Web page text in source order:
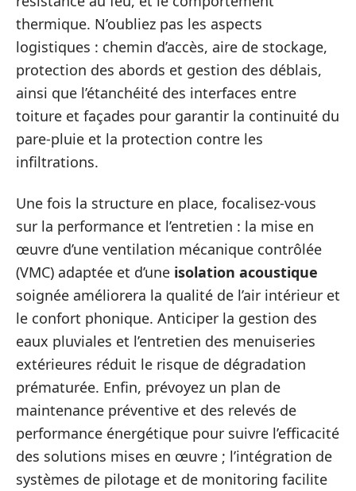
thermique. N’oubliez pas les aspects
logistiques : chemin d’accès, aire de stockage,
protection des abords et gestion des déblais,
ainsi que l’étanchéité des interfaces entre
toiture et façades pour garantir la continuité du
pare-pluie et la protection contre les
infiltrations.
Une fois la structure en place, focalisez-vous
sur la performance et l’entretien : la mise en
œuvre d’une ventilation mécanique contrôlée
(VMC) adaptée et d’une isolation acoustique
soignée améliorera la qualité de l’air intérieur et
le confort phonique. Anticiper la gestion des
eaux pluviales et l’entretien des menuiseries
extérieures réduit le risque de dégradation
prématurée. Enfin, prévoyez un plan de
maintenance préventive et des relevés de
performance énergétique pour suivre l’efficacité
des solutions mises en œuvre ; l’intégration de
systèmes de pilotage et de monitoring facilite